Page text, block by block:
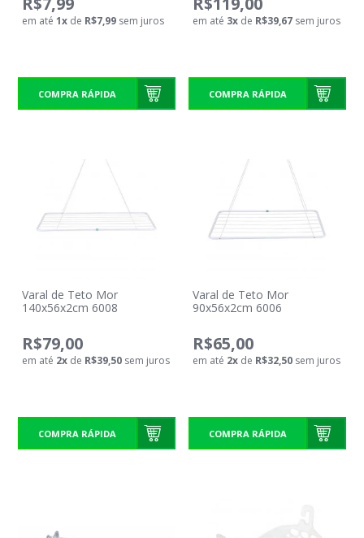
em até1x de R$7,99 sem juros
COMPRA RÁPIDA
em até 3x de R$39,67 sem juros
COMPRA RÁPIDA
Varal de Teto Mor
140x56x2cm 6008
R$79,00
em até 2x de R$39,50 sem juros
COMPRA RÁPIDA
Varal de Teto Mor
90x56x2cm 6006
R$65,00
em até 2x de R$32,50 sem juros
COMPRA RÁPIDA